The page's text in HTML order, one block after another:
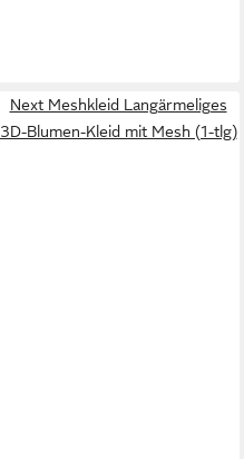
Next Meshkleid Langärmeliges
3D-Blumen-Kleid mit Mesh (1-tlg)